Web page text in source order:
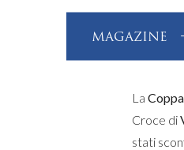
MAGAZINE
La
Croce di
stati